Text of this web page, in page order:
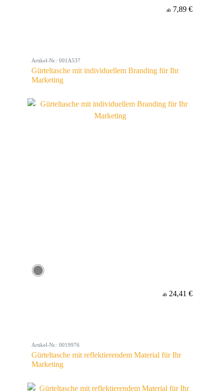
ab 7,89 €
Artikel-Nr.: 001A537
Gürteltasche mit individuellem Branding für Ihr
Marketing
ab 24,41 €
Artikel-Nr.: 0019976
Gürteltasche mit reflektierendem Material für Ihr
Marketing